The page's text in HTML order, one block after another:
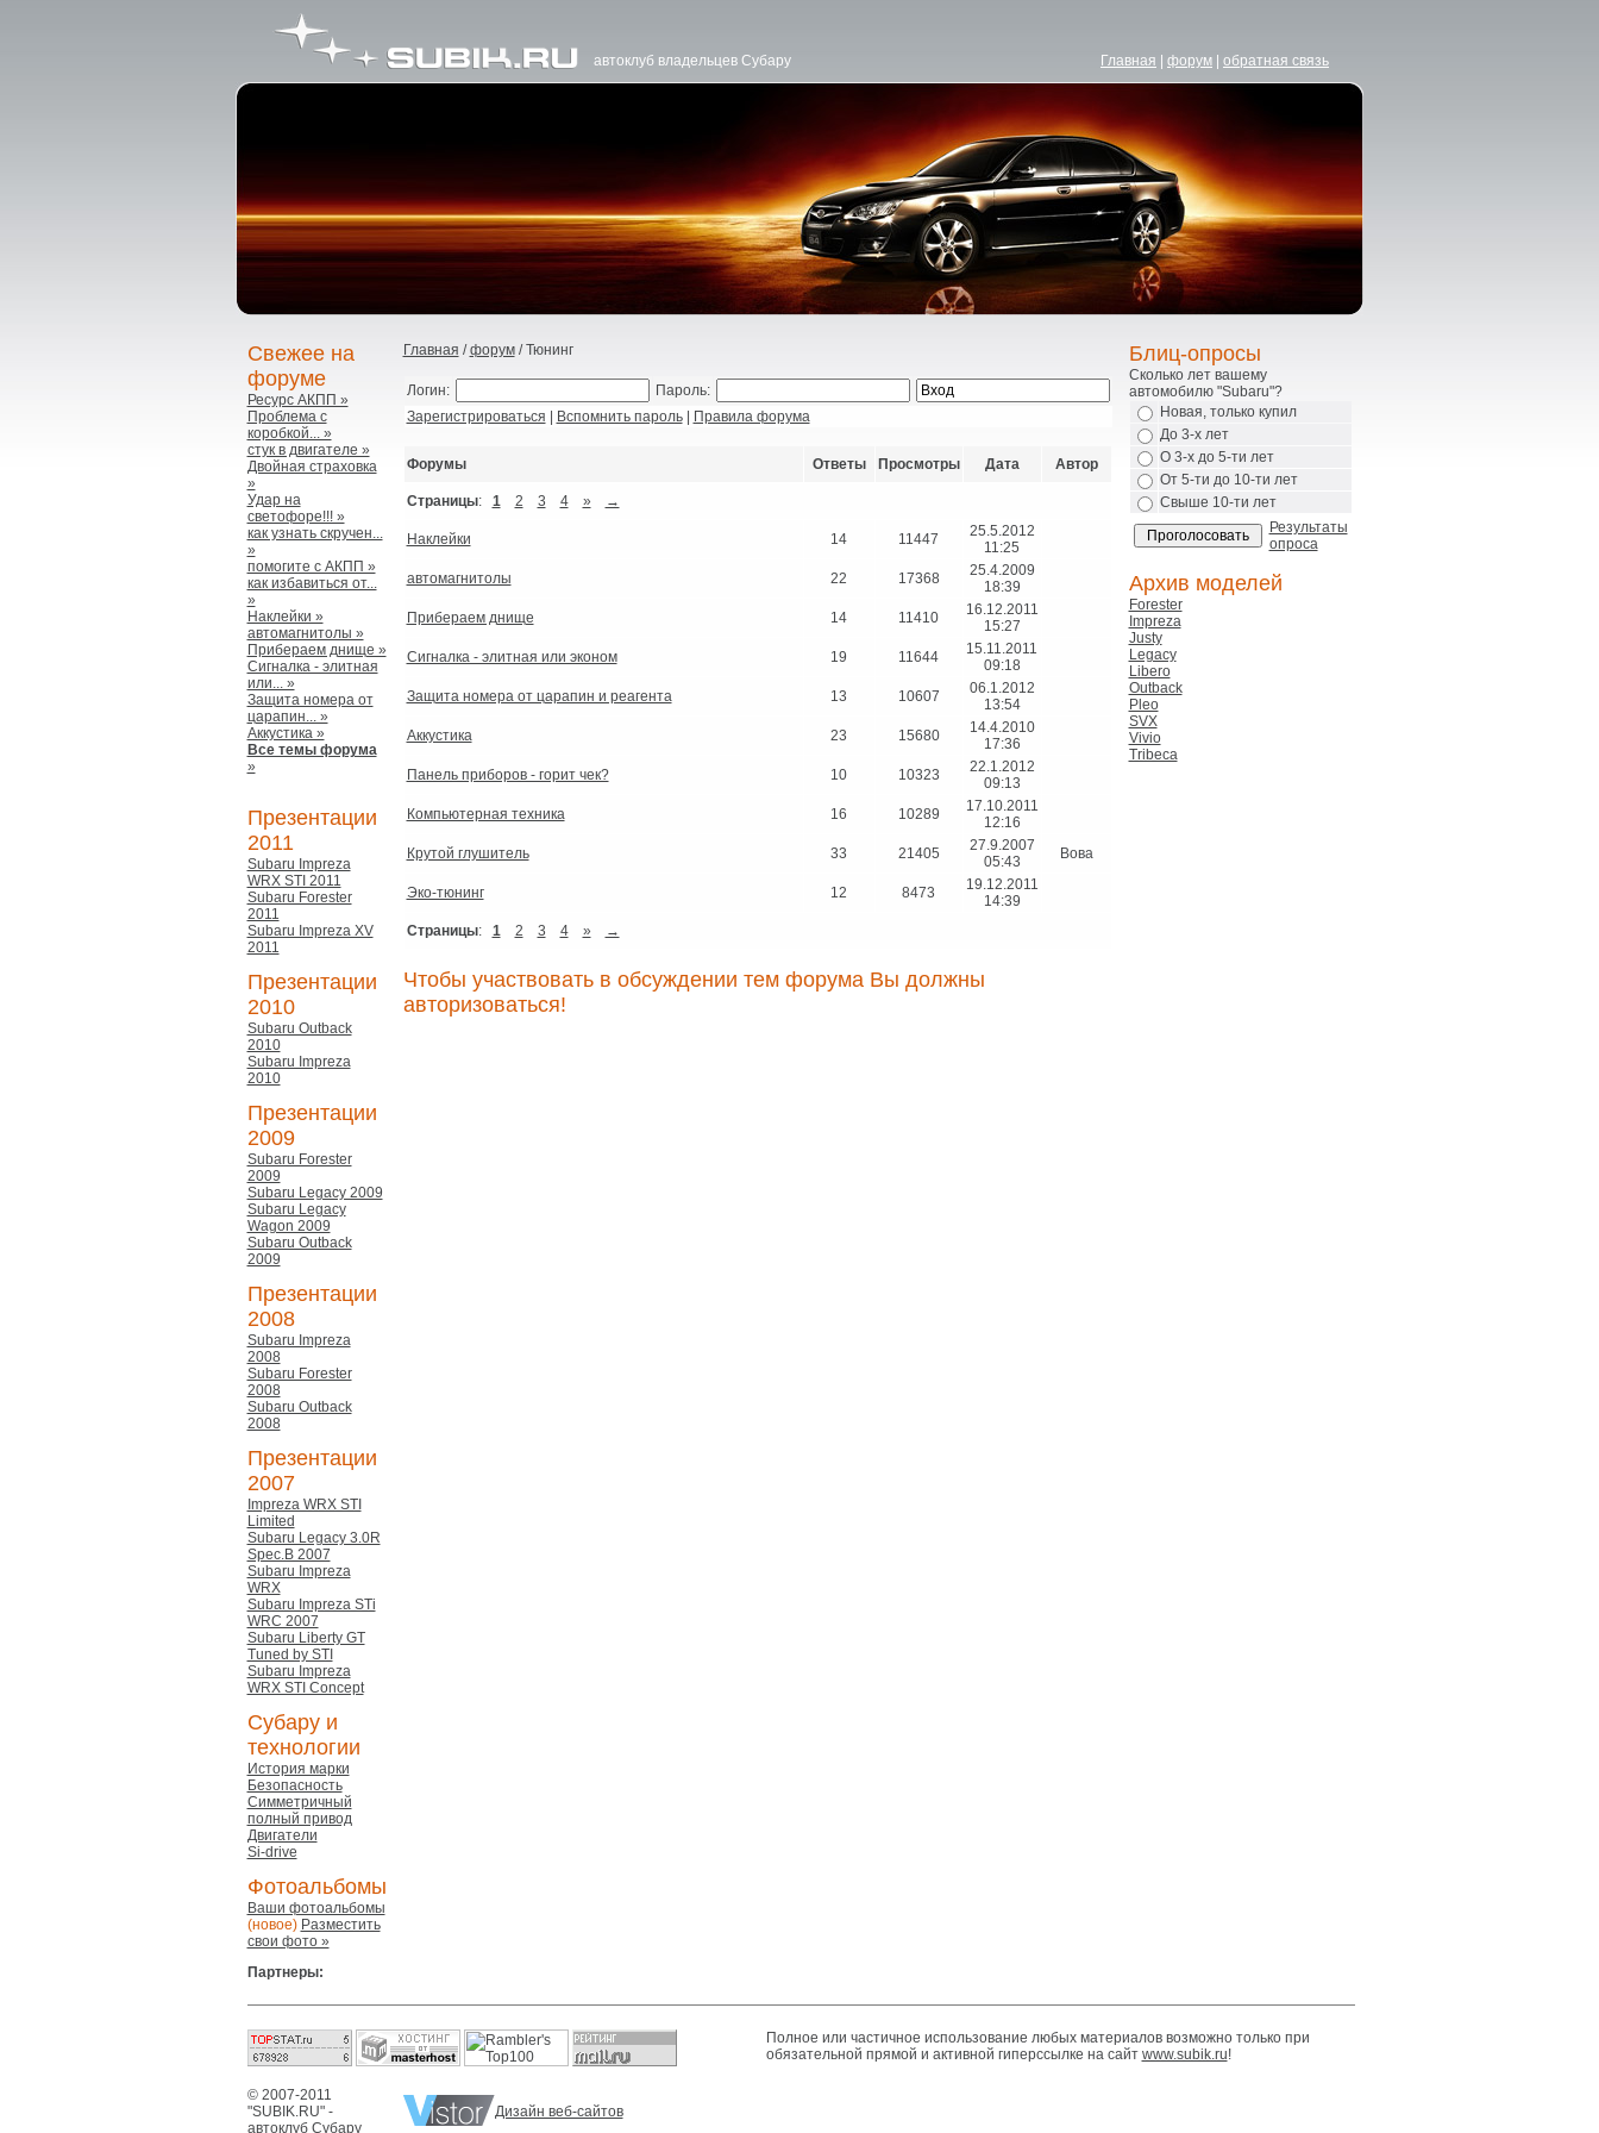
автоклуб владельцев Субару Главная форум обратная связь
Свежее на
форуме
Ресурс АКПП »
Проблема с
коробкой... »
стук в двигателе »
Двойная страховка
»
Удар на
светофоре!!! »
как узнать скручен...
»
помогите с АКПП »
как избавиться от...
»
Наклейки »
автомагнитолы »
Прибераем днище »
Сигналка - элитная
или... »
Защита номера от
царапин... »
Аккустика »
Все темы форума
»
Презентации
2011
Subaru Impreza
WRX STI 2011
Subaru Forester
2011
Subaru Impreza XV
2011
Презентации
2010
Subaru Outback
2010
Subaru Impreza
2010
Презентации
2009
Subaru Forester
2009
Subaru Legacy 2009
Subaru Legacy
Wagon 2009
Subaru Outback
2009
Презентации
2008
Subaru Impreza
2008
Subaru Forester
2008
Subaru Outback
2008
Презентации
2007
Impreza WRX STI
Limited
Subaru Legacy 3.0R
Spec.B 2007
Subaru Impreza
WRX
Subaru Impreza STi
WRC 2007
Subaru Liberty GT
Tuned by STI
Subaru Impreza
WRX STI Concept
Субару и
технологии
История марки
Безопасность
Симметричный
полный привод
Двигатели
Si-drive
Фотоальбомы
Ваши фотоальбомы
(новое) Разместить
свои фото »
Партнеры:
Главная /форум/ Тюнинг
Логин:
Пароль:
Зарегистрироваться
Вспомнить пароль| Правила форума
Форумы Ответы Просмотры Дата Автор
Страницы: 1 2 3 4 » →
Наклейки 14 11447
25.5.2012
11:25
автомагнитолы
22 17368
25.4.2009
18:39
Прибераем днище
14 11410
16.12.2011
15:27
Сигналка - элитная или эконом
19 11644
15.11.2011
09:18
Защита номера от царапин и реагента
13 10607
06.1.2012
13:54
Аккустика
23 15680
14.4.2010
17:36
Панель приборов - горит чек?
10 10323
22.1.2012
09:13
Компьютерная техника
16 10289
17.10.2011
12:16
Крутой глушитель
33 21405
27.9.2007
05:43
Вова
Эко-тюнинг 12 8473
19.12.2011
14:39
Страницы: 1 2 3 4 » →
Чтобы участвовать в обсуждении тем форума Вы должны
авторизоваться!
Блиц-опросы
Сколько лет вашему
автомобилю "Subaru"?
Новая, только купил
До 3-х лет
О 3-х до 5-ти лет
От 5-ти до 10-ти лет
Свыше 10-ти лет
Результаты
опроса
Архив моделей
Forester
Impreza
Justy
Legacy
Libero
Outback
Pleo
SVX
Vivio
Tribeca
Полное или частичное использование любых материалов возможно только при
обязательной прямой и активной гиперссылке на сайт www.subik.ru!
© 2007-2011
"SUBIK.RU" -
автоклуб Субару
Дизайн веб-сайтов